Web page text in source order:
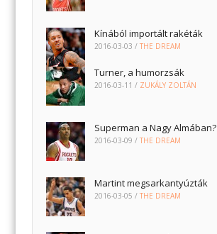
Kínából importált rakéták
2016-03-03 /THE DREAM
Turner, a humorzsák
2016-03-11 / ZUKÁLY ZOLTÁN
Superman a Nagy Almában?
2016-03-09 /THE DREAM
Martint megsarkantyúzták
2016-03-05 /THE DREAM